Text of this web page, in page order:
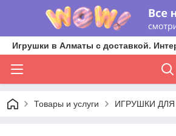
Игрушки в Алматы с доставкой.
Товары и услуги ИГРУШКИ ДЛЯ